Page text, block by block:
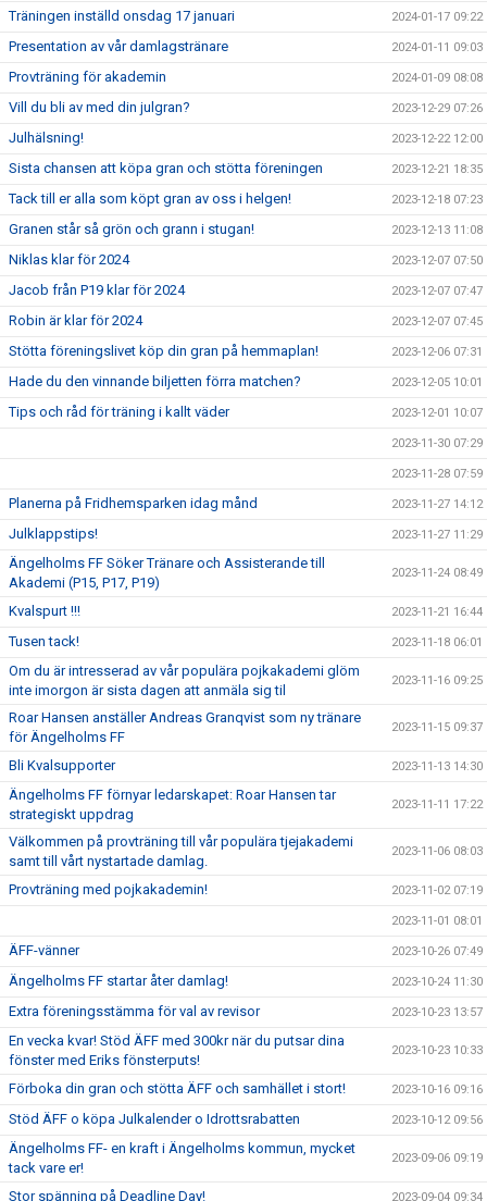
Träningen inställd onsdag 17 januari 2024-01-17 09:22
Presentation av vår damlagstränare 2024-01-11 09:03
Provträning för akademin 2024-01-09 08:08
Vill du bli av med din julgran? 2023-12-29 07:26
Julhälsning! 2023-12-22 12:00
Sista chansen att köpa gran och stötta föreningen 2023-12-21 18:35
Tack till er alla som köpt gran av oss i helgen! 2023-12-18 07:23
Granen står så grön och grann i stugan! 2023-12-13 11:08
Niklas klar för 2024 2023-12-07 07:50
Jacob från P19 klar för 2024 2023-12-07 07:47
Robin är klar för 2024 2023-12-07 07:45
Stötta föreningslivet köp din gran på hemmaplan! 2023-12-06 07:31
Hade du den vinnande biljetten förra matchen? 2023-12-05 10:01
Tips och råd för träning i kallt väder 2023-12-01 10:07
2023-11-30 07:29
2023-11-28 07:59
Planerna på Fridhemsparken idag månd 2023-11-27 14:12
Julklappstips! 2023-11-27 11:29
Ängelholms FF Söker Tränare och Assisterande till
Akademi (P15, P17, P19)
2023-11-24 08:49
Kvalspurt !!! 2023-11-21 16:44
Tusen tack! 2023-11-18 06:01
Om du är intresserad av vår populära pojkakademi glöm
inte imorgon är sista dagen att anmäla sig til
2023-11-16 09:25
Roar Hansen anställer Andreas Granqvist som ny tränare
för Ängelholms FF
2023-11-15 09:37
Bli Kvalsupporter 2023-11-13 14:30
Ängelholms FF förnyar ledarskapet: Roar Hansen tar
strategiskt uppdrag
2023-11-11 17:22
Välkommen på provträning till vår populära tjejakademi
samt till vårt nystartade damlag.
2023-11-06 08:03
Provträning med pojkakademin! 2023-11-02 07:19
2023-11-01 08:01
ÄFF-vänner 2023-10-26 07:49
Ängelholms FF startar åter damlag! 2023-10-24 11:30
Extra föreningsstämma för val av revisor 2023-10-23 13:57
En vecka kvar! Stöd ÄFF med 300kr när du putsar dina
fönster med Eriks fönsterputs!
2023-10-23 10:33
Förboka din gran och stötta ÄFF och samhället i stort! 2023-10-16 09:16
Stöd ÄFF o köpa Julkalender o Idrottsrabatten 2023-10-12 09:56
Ängelholms FF- en kraft i Ängelholms kommun, mycket
tack vare er!
2023-09-06 09:19
Stor spänning på Deadline Day! 2023-09-04 09:34